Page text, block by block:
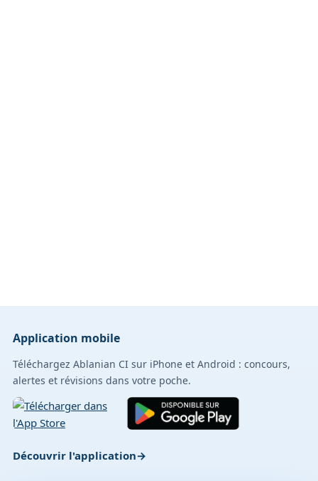
Application mobile
Téléchargez Ablanian CI sur iPhone et Android : concours,
alertes et révisions dans votre poche.
Découvrir l'application